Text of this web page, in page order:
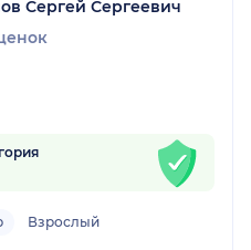
Сергей Сергеевич
Взрослый